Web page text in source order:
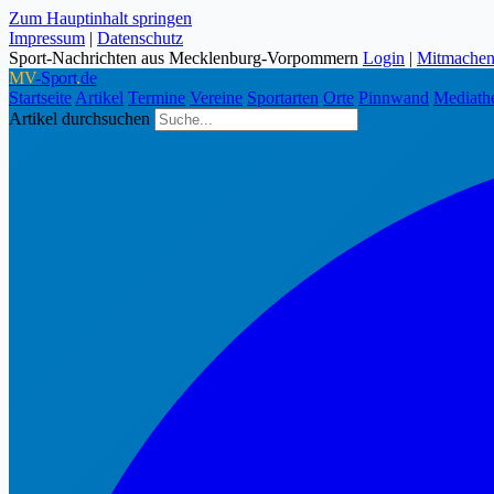
Zum Hauptinhalt springen
Impressum | Datenschutz
Sport-Nachrichten aus Mecklenburg-Vorpommern Login | Mitmachen
MV-Sport.de
Startseite Artikel Termine Vereine Sportarten Orte Pinnwand
Artikel durchsuchen